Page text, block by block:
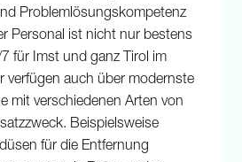
Problemlösungskompetenz
Personal ist nicht nur bestens
für Imst und ganz Tirol im
verfügen auch über modernste
mit verschiedenen Arten von
Beispielsweise
für die Entfernung